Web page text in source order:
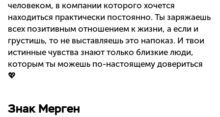
человеком, в компании которого хочется
находиться практически постоянно. Ты заряжаешь
всех позитивным отношением к жизни, а если и
грустишь, то не выставляешь это напоказ. И твои
истинные чувства знают только близкие люди,
которым ты можешь по-настоящему довериться
💖
Знак Мерген